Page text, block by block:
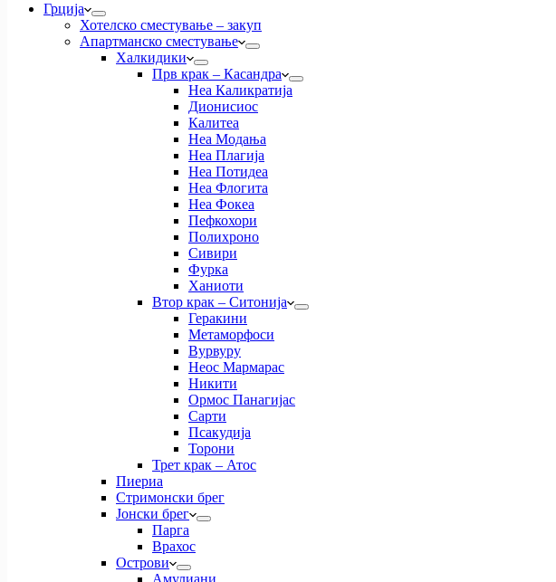
Грција
Хотелско сместување – закуп
Апартманско сместување
Халкидики
Прв крак – Касандра
Неа Каликратија
Дионисиос
Калитеа
Неа Модања
Неа Плагија
Неа Потидеа
Неа Флогита
Неа Фокеа
Пефкохори
Полихроно
Сивири
Фурка
Ханиоти
Втор крак – Ситонија
Геракини
Метаморфоси
Вурвуру
Неос Мармарас
Никити
Ормос Панагијас
Сарти
Псакудија
Торони
Трет крак – Атос
Пиериа
Стримонски брег
Јонски брег
Парга
Врахос
Острови
Амулиани